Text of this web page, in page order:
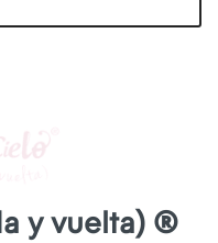
y vuelta) ®